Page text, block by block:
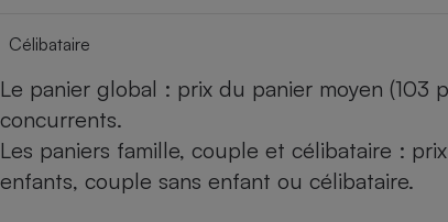
Célibataire
Le panier global : prix du panier moyen (103
concurrents.
Les paniers famille, couple et célibataire :
enfants, couple sans enfant ou célibataire.
Cafetière à